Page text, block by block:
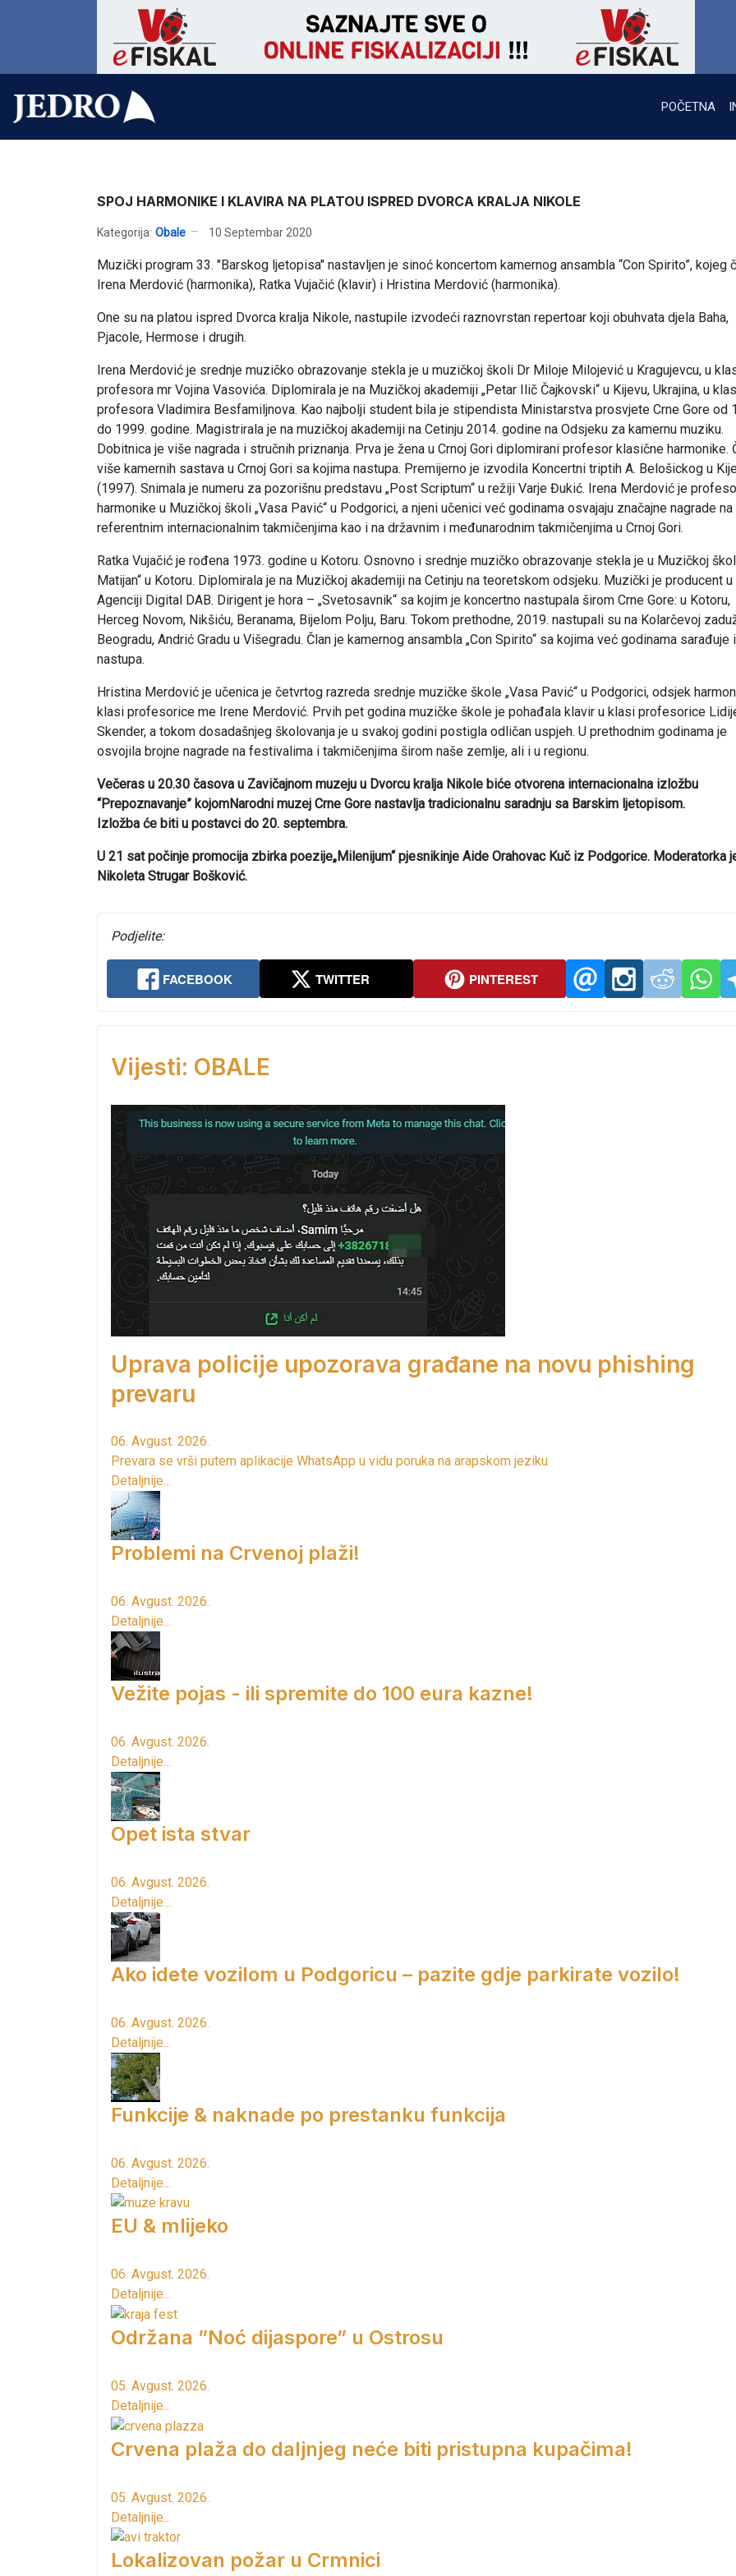
POČETNA
SPOJ HARMONIKE I KLAVIRA NA PLATOU ISPRED DVORCA KRALJA NIKOLE
Kategorija: Obale 10 Septembar 2020
Muzički program 33. "Barskog ljetopisa" nastavljen je sinoć koncertom kamernog ansambla “Con Spirito”, kojeg
Irena Merdović (harmonika), Ratka Vujačić (klavir) i Hristina Merdović (harmonika).
One su na platou ispred Dvorca kralja Nikole, nastupile izvodeći raznovrstan repertoar koji obuhvata djela Baha,
Pjacole, Hermose i drugih.
Irena Merdović je srednje muzičko obrazovanje stekla je u muzičkoj školi Dr Miloje Milojević u Kragujevcu, u
profesora mr Vojina Vasovića. Diplomirala je na Muzičkoj akademiji „Petar Ilič Čajkovski“ u Kijevu, Ukrajina, u
profesora Vladimira Besfamiljnova. Kao najbolji student bila je stipendista Ministarstva prosvjete Crne Gore od
do 1999. godine. Magistrirala je na muzičkoj akademiji na Cetinju 2014. godine na Odsjeku za kamernu muziku.
Dobitnica je više nagrada i stručnih priznanja. Prva je žena u Crnoj Gori diplomirani profesor klasične harmonike.
više kamernih sastava u Crnoj Gori sa kojima nastupa. Premijerno je izvodila Koncertni triptih A. Belošickog u
(1997). Snimala je numeru za pozorišnu predstavu „Post Scriptum“ u režiji Varje Đukić. Irena Merdović je
harmonike u Muzičkoj školi „Vasa Pavić“ u Podgorici, a njeni učenici već godinama osvajaju značajne nagrade na
referentnim internacionalnim takmičenjima kao i na državnim i međunarodnim takmičenjima u Crnoj Gori.
Ratka Vujačić je rođena 1973. godine u Kotoru. Osnovno i srednje muzičko obrazovanje stekla je u Muzičkoj
Matijan“ u Kotoru. Diplomirala je na Muzičkoj akademiji na Cetinju na teoretskom odsjeku. Muzički je producent u
Agenciji Digital DAB. Dirigent je hora – „Svetosavnik“ sa kojim je koncertno nastupala širom Crne Gore: u Kotoru,
Herceg Novom, Nikšiću, Beranama, Bijelom Polju, Baru. Tokom prethodne, 2019. nastupali su na Kolarčevoj
Beogradu, Andrić Gradu u Višegradu. Član je kamernog ansambla „Con Spirito“ sa kojima već godinama sarađuje i
nastupa.
Hristina Merdović je učenica je četvrtog razreda srednje muzičke škole „Vasa Pavić“ u Podgorici, odsjek
klasi profesorice me Irene Merdović. Prvih pet godina muzičke škole je pohađala klavir u klasi profesorice
Skender, a tokom dosadašnjeg školovanja je u svakoj godini postigla odličan uspjeh. U prethodnim godinama je
osvojila brojne nagrade na festivalima i takmičenjima širom naše zemlje, ali i u regionu.
Večeras u 20.30 časova u Zavičajnom muzeju u Dvorcu kralja Nikole biće otvorena internacionalna izložbu
“Prepoznavanje” kojomNarodni muzej Crne Gore nastavlja tradicionalnu saradnju sa Barskim ljetopisom.
Izložba će biti u postavci do 20. septembra.
U 21 sat počinje promocija zbirka poezije„Milenijum“ pjesnikinje Aide Orahovac Kuč iz Podgorice. Moderatorka
Nikoleta Strugar Bošković.
Podjelite:
FACEBOOK TWITTER PINTEREST
Vijesti: OBALE
Uprava policije upozorava građane na novu phishing
prevaru
06. Avgust. 2026.
Prevara se vrši putem aplikacije WhatsApp u vidu poruka na arapskom jeziku
Detaljnije...
Problemi na Crvenoj plaži!
06. Avgust. 2026.
Detaljnije...
Vežite pojas - ili spremite do 100 eura kazne!
06. Avgust. 2026.
Detaljnije...
Opet ista stvar
06. Avgust. 2026.
Detaljnije...
Ako idete vozilom u Podgoricu – pazite gdje parkirate vozilo!
06. Avgust. 2026.
Detaljnije...
Funkcije & naknade po prestanku funkcija
06. Avgust. 2026.
Detaljnije...
EU & mlijeko
06. Avgust. 2026.
Detaljnije...
Održana ”Noć dijaspore” u Ostrosu
05. Avgust. 2026.
Detaljnije...
Crvena plaža do daljnjeg neće biti pristupna kupačima!
05. Avgust. 2026.
Detaljnije...
Lokalizovan požar u Crmnici